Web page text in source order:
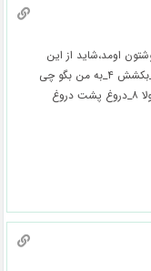
اومد،شاید از این
لیست هم خوشتون بیاد:۱-قلعه اسمان ۲_پنت هاوس ۳_بکشش ۴_به من بگو چی
دیدی؟ ۵_دفترخاطرات روانی ۶_اخرین ملکه ۷_سلام هیولا ۸_دروغ پشت دروغ